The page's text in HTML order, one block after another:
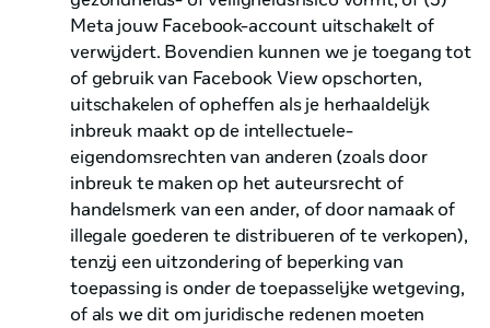
Meta jouw Facebook-account uitschakelt of
verwijdert. Bovendien kunnen we je toegang tot
of gebruik van Facebook View opschorten,
uitschakelen of opheffen als je herhaaldelijk
inbreuk maakt op de intellectuele-
eigendomsrechten van anderen (zoals door
inbreuk te maken op het auteursrecht of
handelsmerk van een ander, of door namaak of
illegale goederen te distribueren of te verkopen),
tenzij een uitzondering of beperking van
toepassing is onder de toepasselijke wetgeving,
of als we dit om juridische redenen moeten